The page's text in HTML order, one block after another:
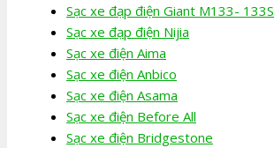
Sạc xe đạp điện Giant M133- 133S
Sạc xe đạp điện Nijia
Sạc xe điện Aima
Sạc xe điện Anbico
Sạc xe điện Asama
Sạc xe điện Before All
Sạc xe điện Bridgestone